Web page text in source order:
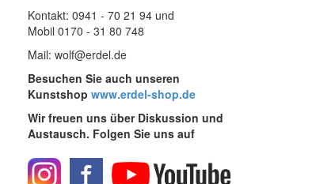
Kontakt: 0941 - 70 21 94 und
Mobil 0170 - 31 80 748
Mail: wolf@erdel.de
Besuchen Sie auch unseren
Kunstshop www.erdel-shop.de
Wir freuen uns über Diskussion und
Austausch. Folgen Sie uns auf